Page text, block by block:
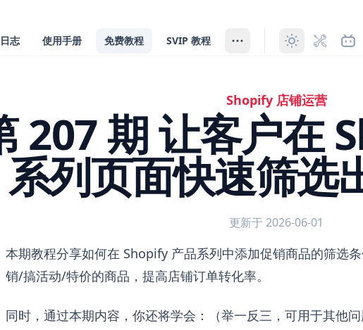
志 使用手册 免费教程 SVIP 教程
Shopify 店铺运营
207 期 让客户在
系列页面快速筛选
更新于 2026-06-01
第 207 期 让客户在 Shopify 产品系列页面快速筛选出促销商品
本期教程分享如何在 Shopify 产品系列中添加促销商品的筛选
销/搞活动/特价的商品，提高店铺订单转化率。
同时，通过本期内容，你还将学会：（举一反三，可用于其他问